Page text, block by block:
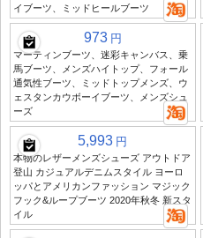
イブーツ、ミッドヒールブーツ
973 円
マーティンブーツ、迷彩キャンバス、乗
馬ブーツ、メンズハイトップ、フォール
通気性ブーツ、ミッドトップメンズ、ウ
ェスタンカウボーイブーツ、メンズシュ
ーズ
5,993 円
本物のレザーメンズシューズ アウトドア
登山 カジュアルデニムスタイル ヨーロ
ッパとアメリカンファッション マジック
フック&ループブーツ 2020年秋冬 新スタ
イル